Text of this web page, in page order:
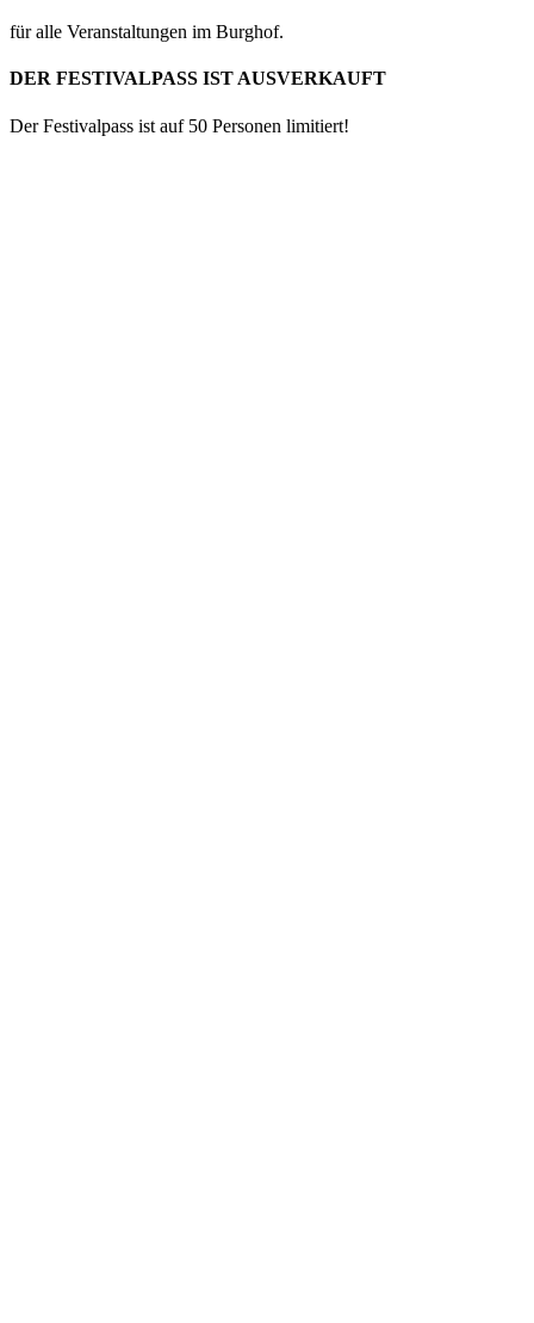
für alle Veranstaltungen im Burghof.
DER FESTIVALPASS IST AUSVERKAUFT
Der Festivalpass ist auf 50 Personen limitiert!